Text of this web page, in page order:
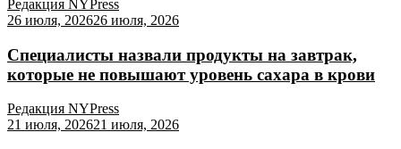
Редакция NYPress
26 июля, 202626 июля, 2026
Специалисты назвали продукты на завтрак,
которые не повышают уровень сахара в крови
Редакция NYPress
21 июля, 202621 июля, 2026